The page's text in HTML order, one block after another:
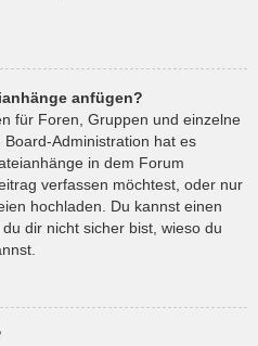
anfügen?
für Foren, Gruppen und einzelne
Administration hat es
in dem Forum
verfassen möchtest, oder nur
hochladen. Du kannst einen
dir nicht sicher bist, wieso du